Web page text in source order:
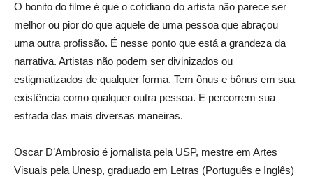
O bonito do filme é que o cotidiano do artista não parece ser
melhor ou pior do que aquele de uma pessoa que abraçou
uma outra profissão. É nesse ponto que está a grandeza da
narrativa. Artistas não podem ser divinizados ou
estigmatizados de qualquer forma. Tem ônus e bônus em sua
existência como qualquer outra pessoa. E percorrem sua
estrada das mais diversas maneiras.
Oscar D’Ambrosio é jornalista pela USP, mestre em Artes
Visuais pela Unesp, graduado em Letras (Português e Inglês)